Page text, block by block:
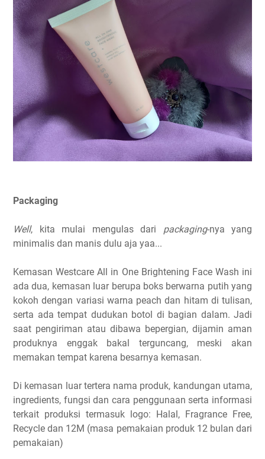
Packaging
Well, kita mulai mengulas dari packaging-nya yang
minimalis dan manis dulu aja yaa...
Kemasan Westcare All in One Brightening Face Wash ini
ada dua, kemasan luar berupa boks berwarna putih yang
kokoh dengan variasi warna peach dan hitam di tulisan,
serta ada tempat dudukan botol di bagian dalam. Jadi
saat pengiriman atau dibawa bepergian, dijamin aman
produknya enggak bakal terguncang, meski akan
memakan tempat karena besarnya kemasan.
Di kemasan luar tertera nama produk, kandungan utama,
ingredients, fungsi dan cara penggunaan serta informasi
terkait produksi termasuk logo: Halal, Fragrance Free,
Recycle dan 12M (masa pemakaian produk 12 bulan dari
pemakaian)